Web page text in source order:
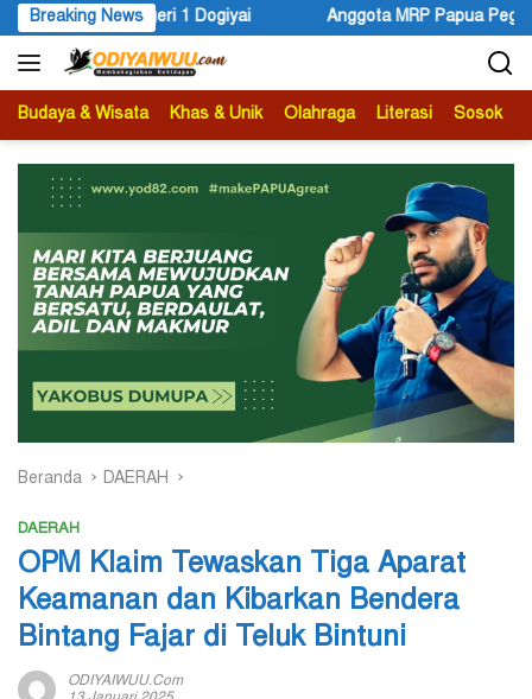
Langsung
ke
konten
Breaking News
MRP Papua Pegunungan dan Forum Warga Papua Adukan
Budaya & Wisata Khas & Unik Olahraga Literasi Sosok
Beranda DAERAH
DAERAH
OPM Klaim Tewaskan Tiga Aparat
Keamanan dan Kibarkan Bendera
Bintang Fajar di Teluk Bintuni
ODIYAIWUU.com